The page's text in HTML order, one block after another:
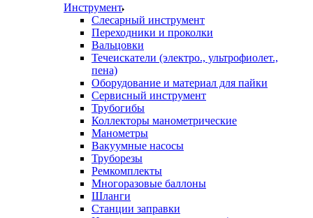
Инструмент
Слесарный инструмент
Переходники и проколки
Вальцовки
Течеискатели (электро., ультрофиолет.,
пена)
Оборудование и материал для пайки
Сервисный инструмент
Трубогибы
Коллекторы манометрические
Манометры
Вакуумные насосы
Труборезы
Ремкомплекты
Многоразовые баллоны
Шланги
Станции заправки